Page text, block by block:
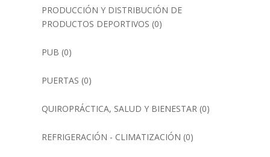
PRODUCCIÓN Y DISTRIBUCIÓN DE
PRODUCTOS DEPORTIVOS (0)
PUB (0)
PUERTAS (0)
QUIROPRÁCTICA, SALUD Y BIENESTAR(0)
REFRIGERACIÓN - CLIMATIZACIÓN (0)